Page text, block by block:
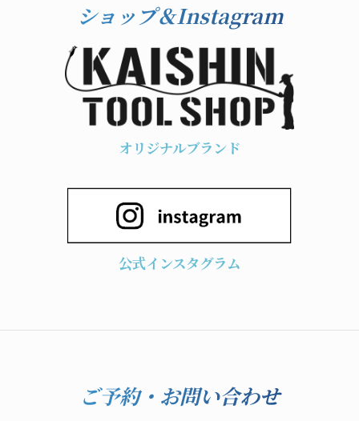
ショップ＆Instagram
オリジナルブランド
公式インスタグラム
ご予約・お問い合わせ